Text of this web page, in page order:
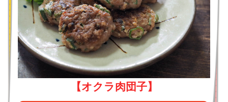
【オクラ肉団子】